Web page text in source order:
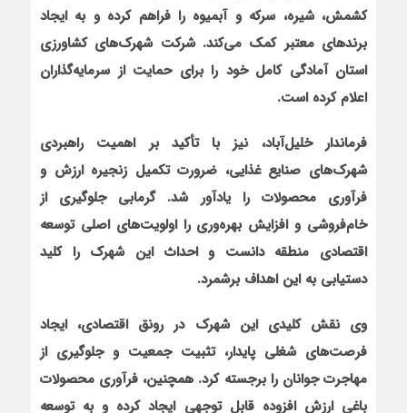
کشمش، شیره، سرکه و آبمیوه را فراهم کرده و به ایجاد
برندهای معتبر کمک می‌کند. شرکت شهرک‌های کشاورزی
استان آمادگی کامل خود را برای حمایت از سرمایه‌گذاران
اعلام کرده است.
فرماندار خلیل‌آباد، نیز با تأکید بر اهمیت راهبردی
شهرک‌های صنایع غذایی، ضرورت تکمیل زنجیره ارزش و
فرآوری محصولات را یادآور شد. گرمابی جلوگیری از
خام‌فروشی و افزایش بهره‌وری را اولویت‌های اصلی توسعه
اقتصادی منطقه دانست و احداث این شهرک را کلید
دستیابی به این اهداف برشمرد.
وی نقش کلیدی این شهرک در رونق اقتصادی، ایجاد
فرصت‌های شغلی پایدار، تثبیت جمعیت و جلوگیری از
مهاجرت جوانان را برجسته کرد. همچنین، فرآوری محصولات
باغی ارزش افزوده قابل توجهی ایجاد کرده و به توسعه